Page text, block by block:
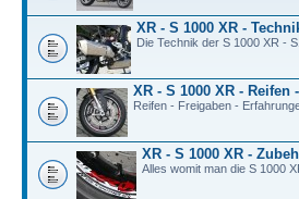
XR - S 1000 XR -
Die Technik der S 1000 XR -
XR - S 1000 XR - Reifen
Reifen - Freigaben -
XR - S 1000 XR -
Alles womit man die S 1000